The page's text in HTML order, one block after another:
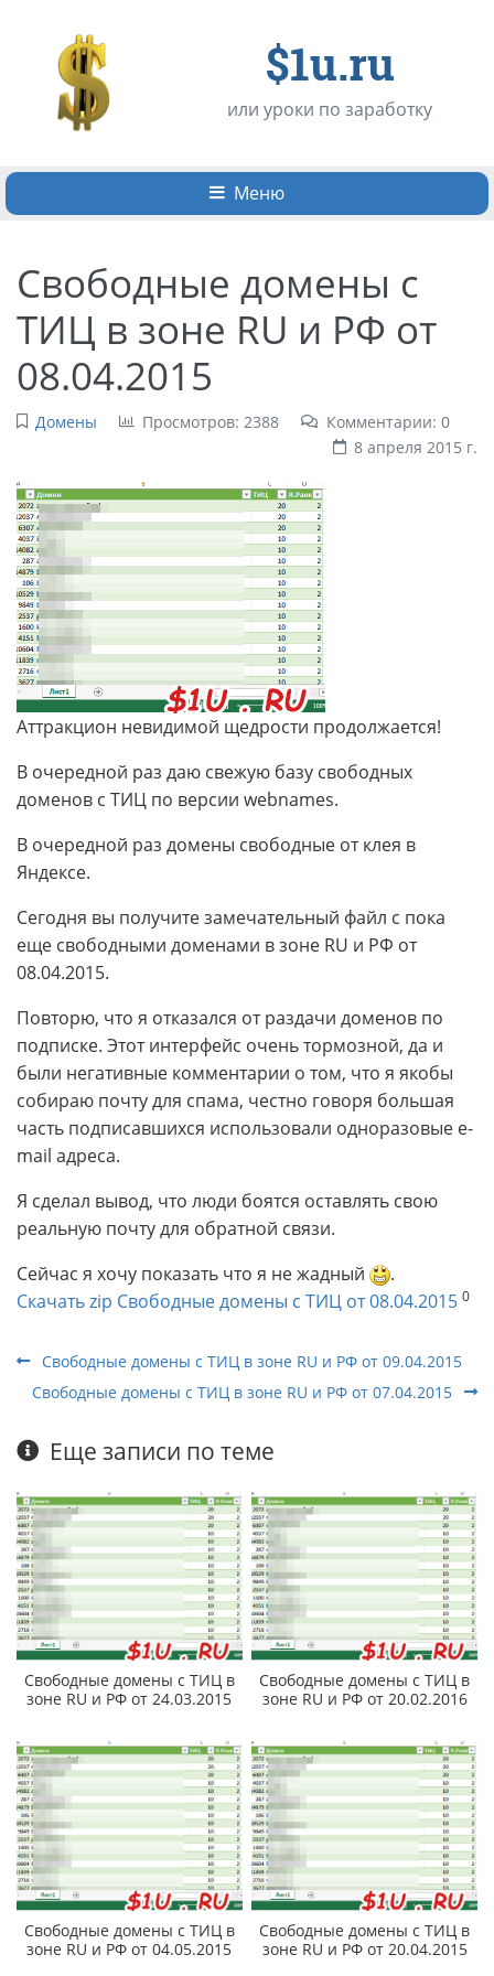
$1u.ru
или уроки по заработку
Меню
Свободные домены с
ТИЦ в зоне RU и РФ от
08.04.2015
Домены Просмотров: 2388
Комментарии: 0
8 апреля 2015 г.
Аттракцион невидимой щедрости продолжается!
В очередной раз даю свежую базу свободных
доменов с ТИЦ по версии webnames.
В очередной раз домены свободные от клея в
Яндексе.
Сегодня вы получите замечательный файл с пока
еще свободными доменами в зоне RU и РФ от
08.04.2015.
Повторю, что я отказался от раздачи доменов по
подписке. Этот интерфейс очень тормозной, да и
были негативные комментарии о том, что я якобы
собираю почту для спама, честно говоря большая
часть подписавшихся использовали одноразовые e-
mail адреса.
Я сделал вывод, что люди боятся оставлять свою
реальную почту для обратной связи.
Сейчас я хочу показать что я не жадный
.
Скачать zip Свободные домены с ТИЦ от 08.04.2015 0
Свободные домены с ТИЦ в зоне RU и РФ от 09.04.2015
Свободные домены с ТИЦ в зоне RU и РФ от 07.04.2015
Еще записи по теме
Свободные домены с ТИЦ в
зоне RU и РФ от 24.03.2015
Свободные домены с ТИЦ в
зоне RU и РФ от 20.02.2016
Свободные домены с ТИЦ в
зоне RU и РФ от 04.05.2015
Свободные домены с ТИЦ в
зоне RU и РФ от 20.04.2015